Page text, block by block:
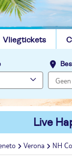
Vliegtickets
Live
Verona NH